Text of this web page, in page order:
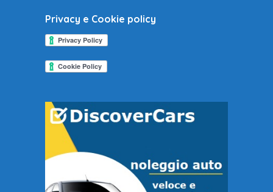
Privacy e Cookie policy